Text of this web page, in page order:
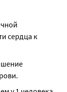
сердца к